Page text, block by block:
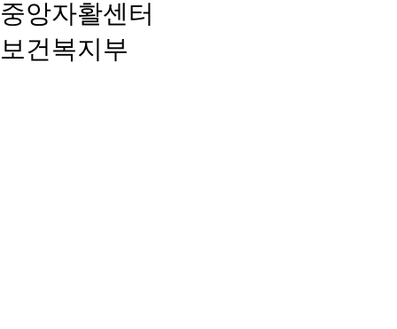
중앙자활센터
보건복지부